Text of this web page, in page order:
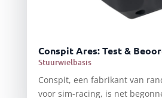
Conspit Ares: Test &
Stuurwielbasis
Conspit, een fabrikant van
voor sim-racing, is net